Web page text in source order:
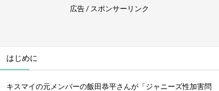
広告 / スポンサーリンク
はじめに
キスマイの元メンバーの飯田恭平さんが「ジャニーズ性加害問